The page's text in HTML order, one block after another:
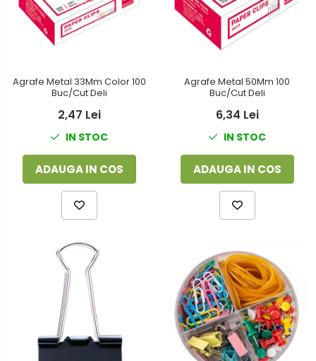
Agrafe Metal 33Mm Color 100
Buc/Cut Deli
2,47 Lei
IN STOC
ADAUGA IN COS
Agrafe Metal 50Mm 100
Buc/Cut Deli
6,34 Lei
IN STOC
ADAUGA IN COS